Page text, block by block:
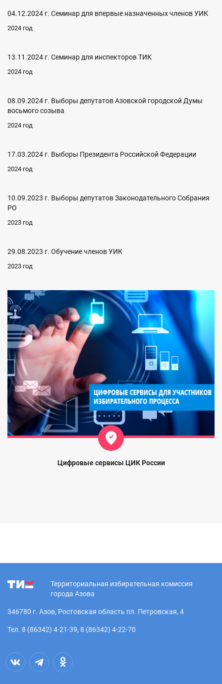
04.12.2024 г. Семинар для впервые назначенных членов УИК
2024 год
13.11.2024 г. Семинар для инспекторов ТИК
2024 год
08.09.2024 г. Выборы депутатов Азовской городской Думы
восьмого созыва
2024 год
17.03.2024 г. Выборы Президента Российской Федерации
2024 год
10.09.2023 г. Выборы депутатов Законодательного Собрания
РО
2023 год
29.08.2023 г. Обучение членов УИК
2023 год
Цифровые сервисы ЦИК России
Территориальная избирательная комиссия
города Азова
346780 г. Азов, Ростовская область пл. Петровская, 4
Тел. 8 (86342) 4-21-39, 8 (86342) 4-22-70